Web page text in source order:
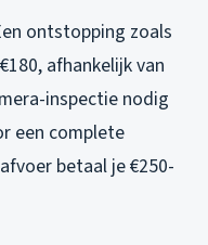
ontstopping zoals
afhankelijk van
inspectie nodig
een complete
betaal je €250-